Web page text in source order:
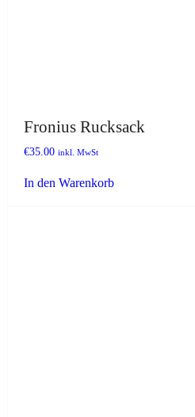
Fronius Rucksack
€35.00 inkl. MwSt
In den Warenkorb